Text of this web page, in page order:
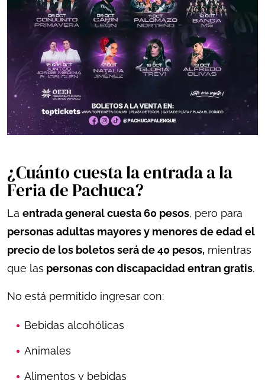
¿Cuánto cuesta la entrada a la
Feria de Pachuca?
La entrada general cuesta 60 pesos, pero para
personas adultas mayores y menores de edad el
precio de los boletos será de 40 pesos, mientras
que las personas con discapacidad entran gratis.
No está permitido ingresar con:
Bebidas alcohólicas
Animales
Alimentos y bebidas